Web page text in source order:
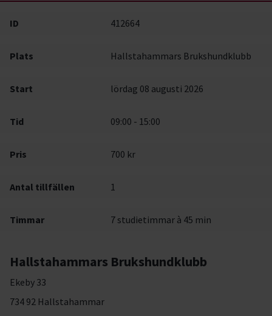
ID 412664
Plats Hallstahammars Brukshundklubb
Start lördag 08 augusti 2026
Tid 09:00 - 15:00
Pris 700 kr
Antal tillfällen 1
Timmar 7 studietimmar à 45 min
Hallstahammars Brukshundklubb
Ekeby 33
734 92 Hallstahammar